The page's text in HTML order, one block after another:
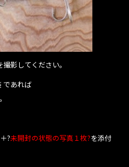
影してください。
であれば
?未開封の状態の写真１枚?を添付